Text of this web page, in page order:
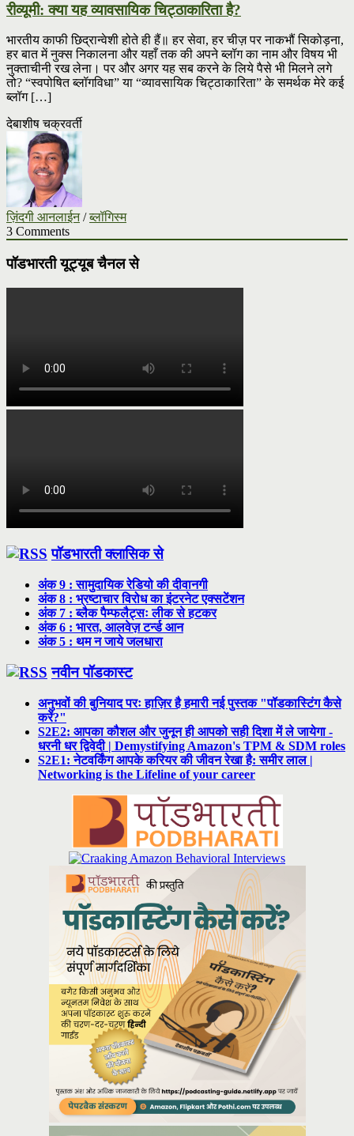
रीव्यूमी: क्या यह व्यावसायिक चिट्ठाकारिता है?
भारतीय काफी छिद्रान्वेशी होते ही हैं॥ हर सेवा, हर चीज़ पर नाकभौं सिकोड़ना,
हर बात में नुक्स निकालना और यहाँ तक की अपने ब्लॉग का नाम और विषय भी
नुक्ताचीनी रख लेना। पर और अगर यह सब करने के लिये पैसे भी मिलने लगे
तो? “स्वपोषित ब्लॉगविधा” या “व्यावसायिक चिट्ठाकारिता” के समर्थक मेरे कई
ब्लॉग […]
देबाशीष चक्रवर्ती
ज़िंदगी आनलाईन/ब्लॉगिस्म
3 Comments
पॉडभारती यूट्यूब चैनल से
पॉडभारती क्लासिक से
अंक 9 : सामुदायिक रेडियो की दीवानगी
अंक 8 : भ्रष्टाचार विरोध का इंटरनेट एक्सटेंशन
अंक 7 : ब्लैक पैम्फलैट्सः लीक से हटकर
अंक 6 : भारत, आलवेज़ टर्न्ड आन
अंक 5 : थम न जाये जलधारा
नवीन पॉडकास्ट
अनुभवों की बुनियाद परः हाज़िर है हमारी नई पुस्तक "पॉडकास्टिंग कैसे
करें?"
S2E2: आपका कौशल और जुनून ही आपको सही दिशा में ले जायेगा -
धरनी धर द्विवेदी | Demystifying Amazon's TPM & SDM roles
S2E1: नेटवर्किंग आपके करियर की जीवन रेखा है: समीर लाल |
Networking is the Lifeline of your career